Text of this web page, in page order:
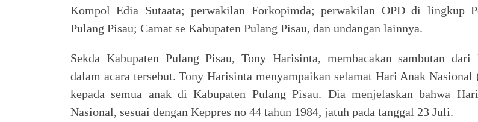
Kompol Edia Sutaata; perwakilan Forkopimda; perwakilan OPD di lingkup
Pulang Pisau; Camat se Kabupaten Pulang Pisau, dan undangan lainnya.
Sekda Kabupaten Pulang Pisau, Tony Harisinta, membacakan sambutan dari
dalam acara tersebut. Tony Harisinta menyampaikan selamat Hari Anak Nasional
kepada semua anak di Kabupaten Pulang Pisau. Dia menjelaskan bahwa
Nasional, sesuai dengan Keppres no 44 tahun 1984, jatuh pada tanggal 23 Juli.